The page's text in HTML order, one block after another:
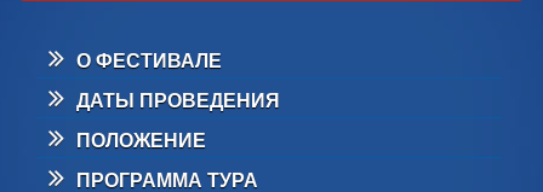
О ФЕСТИВАЛЕ
ДАТЫ ПРОВЕДЕНИЯ
ПОЛОЖЕНИЕ
ПРОГРАММА ТУРА